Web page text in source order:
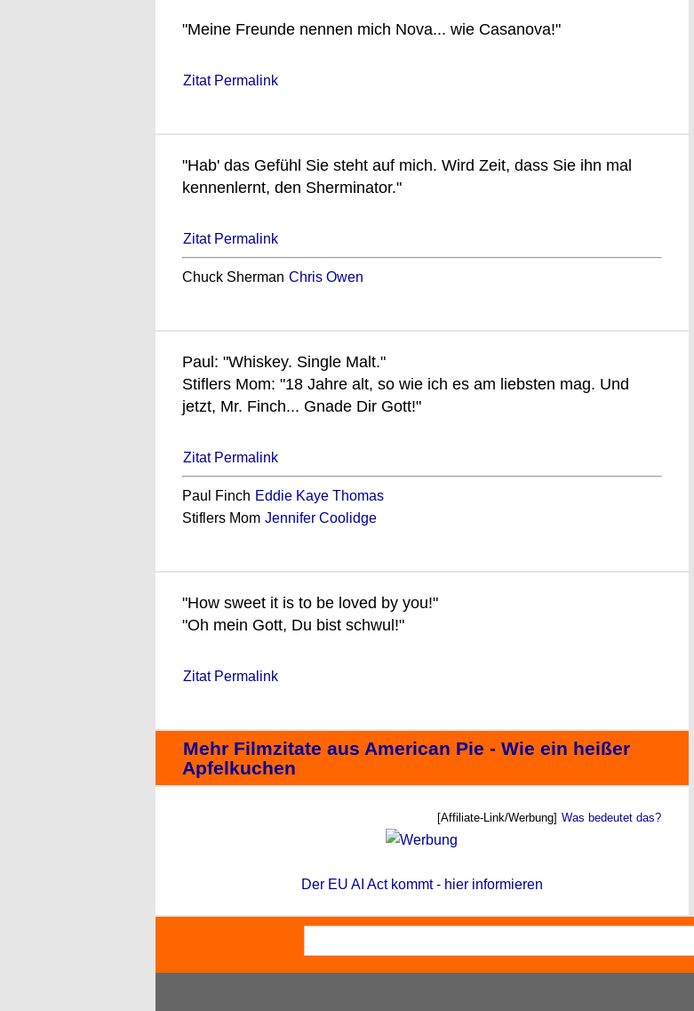
"Meine Freunde nennen mich Nova... wie Casanova!"
Zitat Permalink
"Hab' das Gefühl Sie steht auf mich. Wird Zeit, dass Sie ihn mal
kennenlernt, den Sherminator."
Zitat Permalink
Chuck Sherman Chris Owen
Paul: "Whiskey. Single Malt."
Stiflers Mom: "18 Jahre alt, so wie ich es am liebsten mag. Und
jetzt, Mr. Finch... Gnade Dir Gott!"
Zitat Permalink
Paul Finch Eddie Kaye Thomas
Stiflers Mom Jennifer Coolidge
"How sweet it is to be loved by you!"
"Oh mein Gott, Du bist schwul!"
Zitat Permalink
Mehr Filmzitate aus American Pie - Wie ein heißer
Apfelkuchen
[Affiliate-Link/Werbung] Was bedeutet das?
Der EU AI Act kommt - hier informieren